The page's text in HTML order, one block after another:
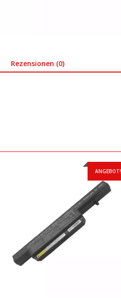
Rezensionen (0)
ANGEBOT!